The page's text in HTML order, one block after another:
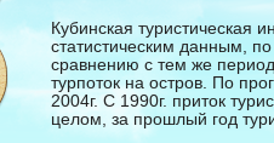
Кубинская туристическая
статистическим данным,
сравнению с тем же
турпоток на остров. По
2004г. С 1990г. приток
целом, за прошлый год